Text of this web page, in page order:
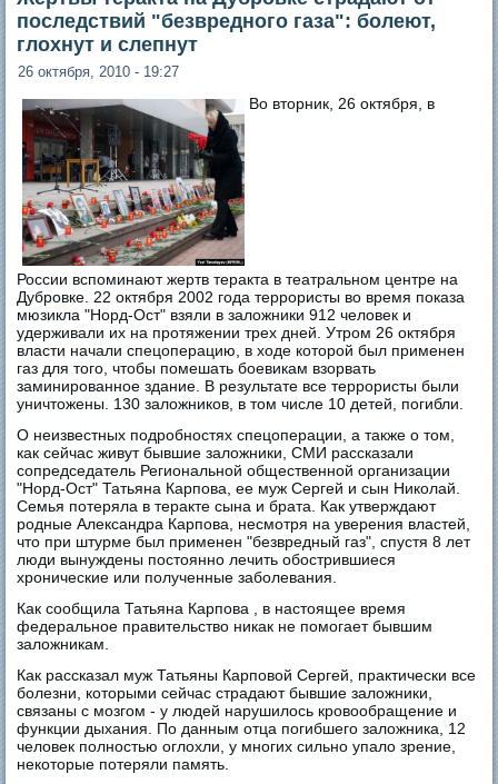
последствий "безвредного газа": болеют,
глохнут и слепнут
26 октября, 2010 - 19:27
Во вторник, 26 октября, в
России вспоминают жертв теракта в театральном центре на
Дубровке. 22 октября 2002 года террористы во время показа
мюзикла "Норд-Ост" взяли в заложники 912 человек и
удерживали их на протяжении трех дней. Утром 26 октября
власти начали спецоперацию, в ходе которой был применен
газ для того, чтобы помешать боевикам взорвать
заминированное здание. В результате все террористы были
уничтожены. 130 заложников, в том числе 10 детей, погибли.
О неизвестных подробностях спецоперации, а также о том,
как сейчас живут бывшие заложники, СМИ рассказали
сопредседатель Региональной общественной организации
"Норд-Ост" Татьяна Карпова, ее муж Сергей и сын Николай.
Семья потеряла в теракте сына и брата. Как утверждают
родные Александра Карпова, несмотря на уверения властей,
что при штурме был применен "безвредный газ", спустя 8 лет
люди вынуждены постоянно лечить обострившиеся
хронические или полученные заболевания.
Как сообщила Татьяна Карпова , в настоящее время
федеральное правительство никак не помогает бывшим
заложникам.
Как рассказал муж Татьяны Карповой Сергей, практически все
болезни, которыми сейчас страдают бывшие заложники,
связаны с мозгом - у людей нарушилось кровообращение и
функции дыхания. По данным отца погибшего заложника, 12
человек полностью оглохли, у многих сильно упало зрение,
некоторые потеряли память.